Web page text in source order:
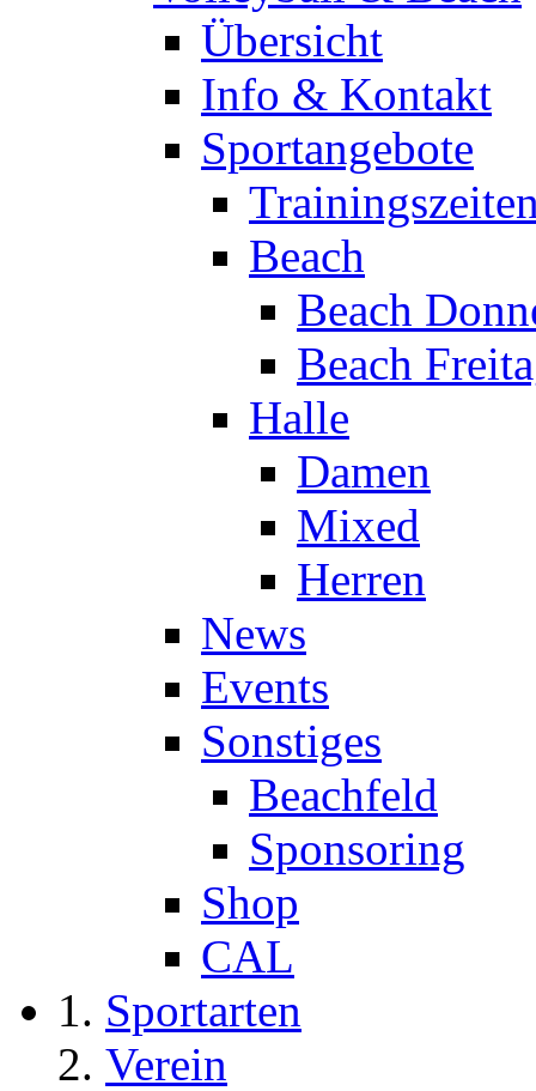
Übersicht
Info & Kontakt
Sportangebote
Beach
Beach
Beach
Halle
Damen
Mixed
Herren
News
Events
Sonstiges
Beachfeld
Sponsoring
Shop
CAL
Sportarten
Verein